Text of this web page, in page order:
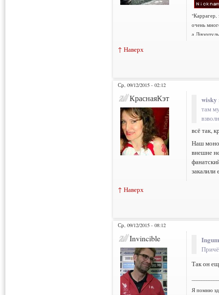
"Каррагер,
очень
а
↑ Наверх
Ср, 09/12/2015 - 02:12
КраснаяКэт wisky
там
всё так,
Наш
внешне
закалили
↑ Наверх
Ср, 09/12/2015 - 08:12
Invincible
Так он
Я помню